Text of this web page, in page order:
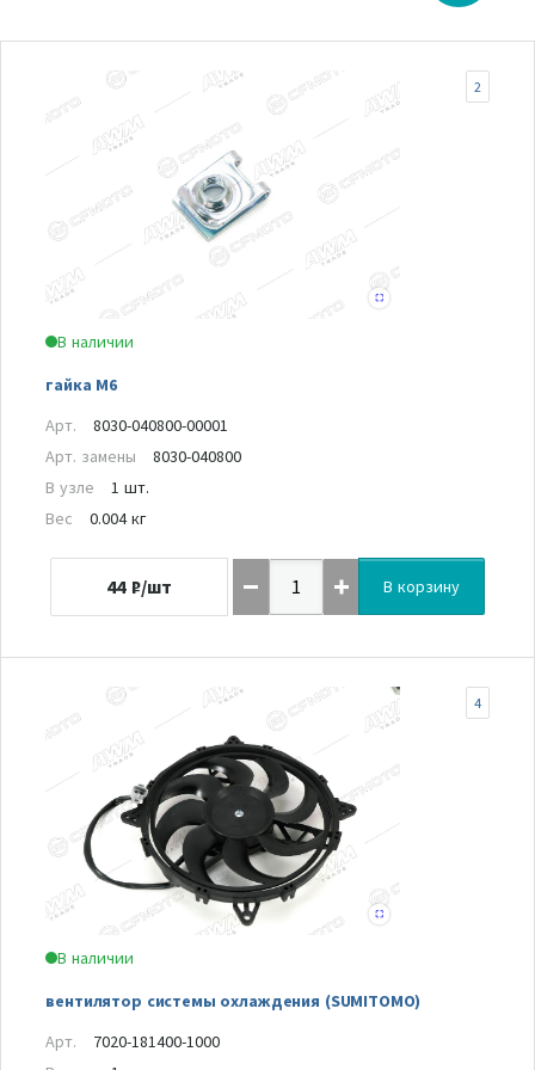
В наличии
гайка М6
2
Арт.
8030-040800-00001
Арт. замены
8030-040800
В узле
1 шт.
Вес
0.004 кг
44 ₽/шт В корзину
В наличии
вентилятор системы охлаждения (SUMITOMO)
4
Арт.
7020-181400-1000